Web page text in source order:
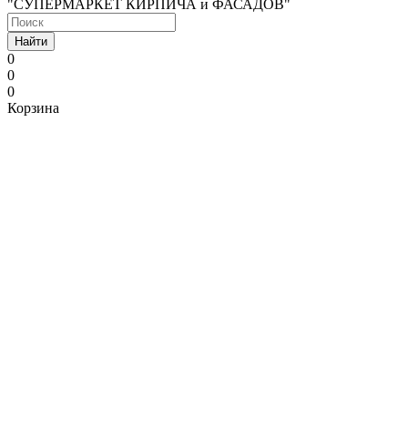
"СУПЕРМАРКЕТ КИРПИЧА и ФАСАДОВ"
Найти
0
0
0
Корзина